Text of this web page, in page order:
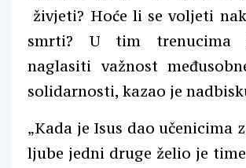
živjeti? Hoće li se voljeti
smrti? U tim trenucima
naglasiti važnost
solidarnosti, kazao je
„Kada je Isus dao učenicima
ljube jedni druge želio je